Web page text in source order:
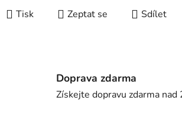
Tisk Zeptat se Sdílet
Doprava zdarma
Získejte dopravu zdarma nad